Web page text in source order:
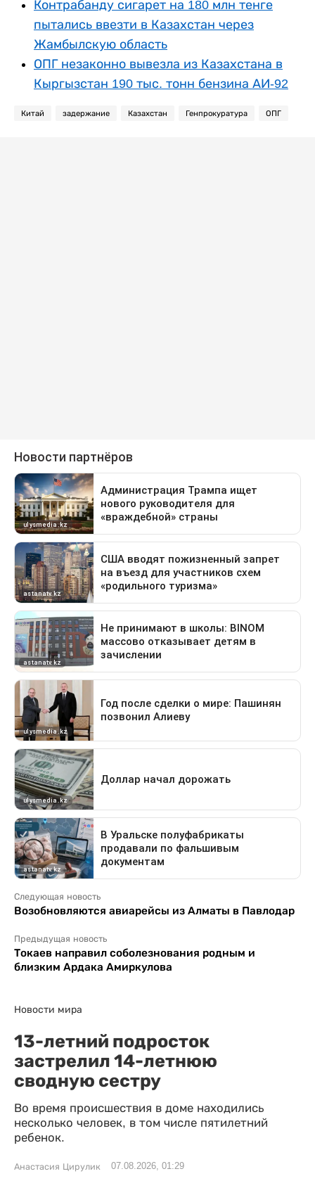
Контрабанду сигарет на 180 млн тенге
пытались ввезти в Казахстан через
Жамбылскую область
ОПГ незаконно вывезла из Казахстана в
Кыргызстан 190 тыс. тонн бензина АИ-92
Китай задержание Казахстан Генпрокуратура ОПГ
Следующая новость
Возобновляются авиарейсы из Алматы в Павлодар
Предыдущая новость
Токаев направил соболезнования родным и
близким Ардака Амиркулова
Новости мира
13-летний подросток
застрелил 14-летнюю
сводную сестру
Во время происшествия в доме находились
несколько человек, в том числе пятилетний
ребенок.
Анастасия Цирулик 07.08.2026, 01:29